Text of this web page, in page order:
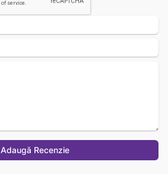
Adaugă Recenzie